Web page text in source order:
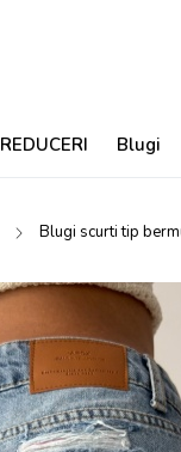
REDUCERI Blugi
Blugi scurti tip